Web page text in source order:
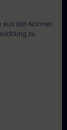
aus den Normen
zu